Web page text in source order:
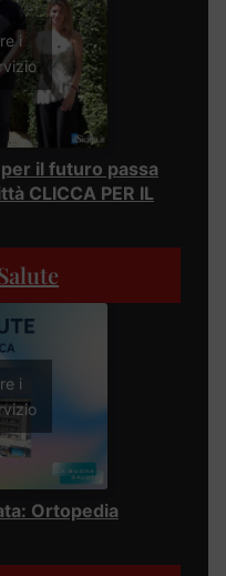
i
il futuro passa
CLICCA PER IL
i
Ortopedia